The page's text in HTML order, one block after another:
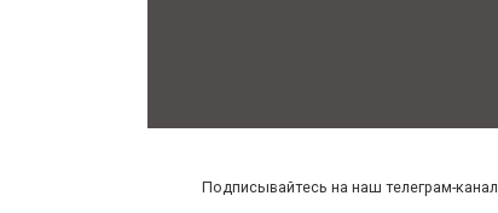
Подписывайтесь на наш телеграм-канал